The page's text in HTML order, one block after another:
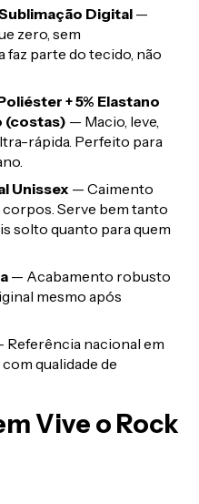
Digital —
zero, sem
faz parte do tecido, não
+ 5% Elastano
(costas) — Macio, leve,
rápida. Perfeito para
Unissex — Caimento
Serve bem tanto
solto quanto para quem
— Acabamento robusto
mesmo após
Referência nacional em
qualidade de
Vive o Rock